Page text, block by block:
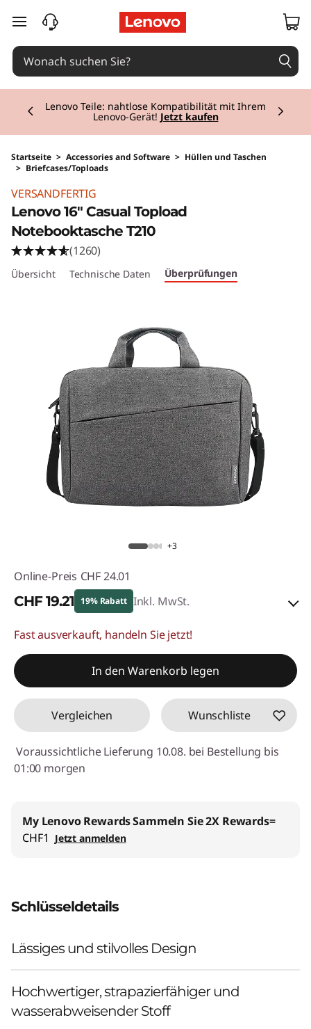
zum Hauptinhalt springen
Microsoft 365 jetzt 50 % günstiger im
Warenkorb beim Kauf eines PCs – bis zum 30.
September
Startseite > Accessories and Software > Hüllen und Taschen
> Briefcases/Toploads
VERSANDFERTIG
Lenovo 16" Casual Topload
Notebooktasche T210
(1260)
Übersicht Technische Daten Überprüfungen
+3
Online-Preis CHF 24.01
CHF 19.21 19% Rabatt Inkl. MwSt.
eCoupon-Rabatt :-CHF 4.80
SALES
Fast ausverkauft, handeln Sie jetzt!
In den Warenkorb legen
Vergleichen Wunschliste
Voraussichtliche Lieferung 10.08. bei Bestellung bis
01:00 morgen
My Lenovo RewardsSammeln Sie 2X Rewards=
CHF1
Jetzt anmelden
Schlüsseldetails
Lässiges und stilvolles Design
Hochwertiger, strapazierfähiger und
wasserabweisender Stoff